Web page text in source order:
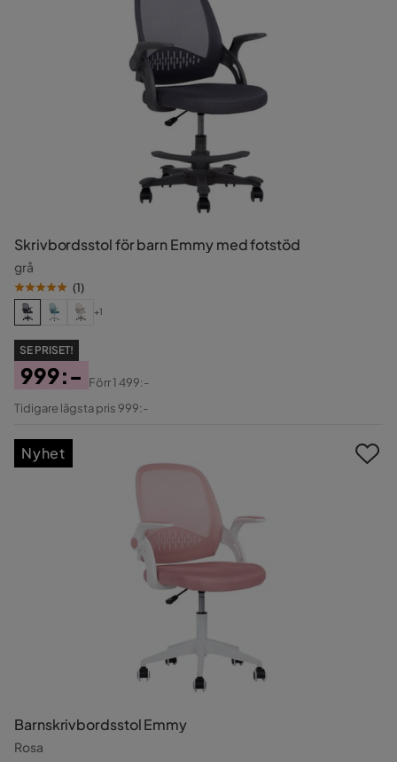
Skrivbordsstol för barn Emmy med fotstöd
grå
(1)
+1
SE PRISET!
Pris
999:-
Original
Förr1 499:-
Tidigare lägsta pris 999:-
Barnskrivbordsstol Emmy
Rosa
Nyhet